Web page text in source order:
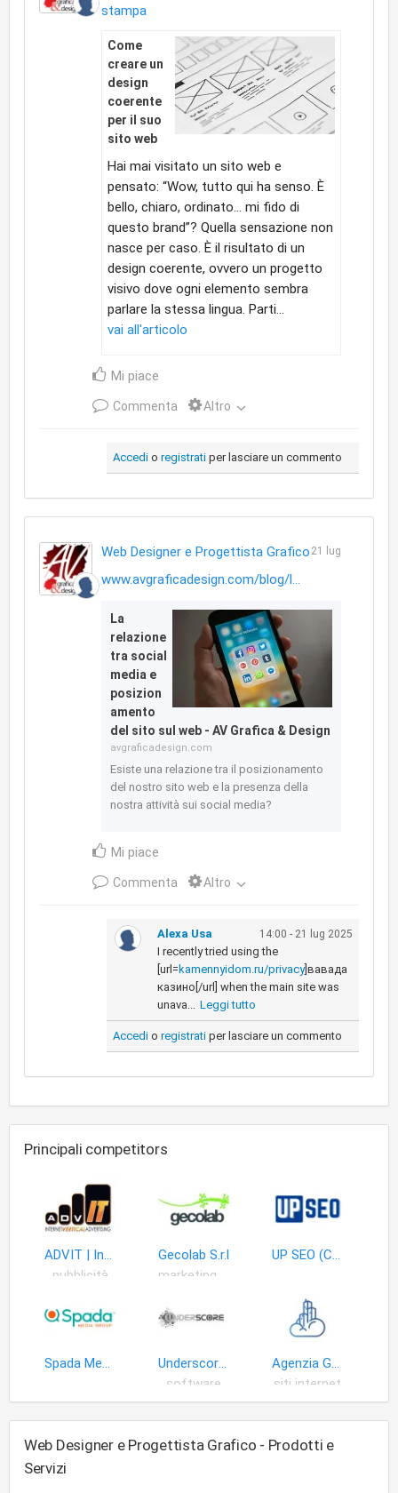
stampa
Come
creare un
design
coerente
per il suo
sito web
Hai mai visitato un sito web e
pensato: “Wow, tutto qui ha senso. È
bello, chiaro, ordinato… mi fido di
questo brand”? Quella sensazione non
nasce per caso. È il risultato di un
design coerente, ovvero un progetto
visivo dove ogni elemento sembra
parlare la stessa lingua. Parti...
vai all'articolo
Mi piace
Commenta Altro
Accedi o registrati per lasciare un commento
Web Designer e Progettista Grafico 21 lug
www.avgraficadesign.com/blog/l...
La
relazione
tra social
media e
posizion
amento
del sito sul web - AV Grafica & Design
avgraficadesign.com
Esiste una relazione tra il posizionamento
del nostro sito web e la presenza della
nostra attività sui social media?
Mi piace
Commenta Altro
14:00 - 21 lug 2025
Alexa Usa
I recently tried using the
[url=kamennyidom.ru/privacy]вавада
казино[/url] when the main site was
unava...
Leggi tutto
Accedi o registrati per lasciare un commento
Principali competitors
ADVIT | Internet Vertical Advertising
pubblicità
Gecolab S.r.l
UP SEO (Consulenza SEO)
Spada Media Group
Underscore Studio Grafico
software
Agenzia Grafica Milano
siti internet
Web Designer e Progettista Grafico - Prodotti e
Servizi